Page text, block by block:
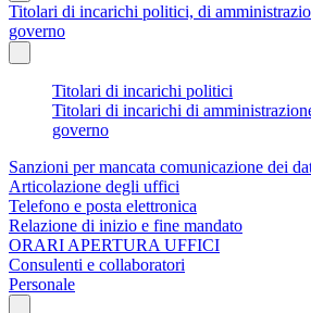
Titolari di incarichi politici, di
governo
Titolari di incarichi politici
Titolari di incarichi di
governo
Sanzioni per mancata comunicazione dei
Articolazione degli uffici
Telefono e posta elettronica
Relazione di inizio e fine mandato
ORARI APERTURA UFFICI
Consulenti e collaboratori
Personale